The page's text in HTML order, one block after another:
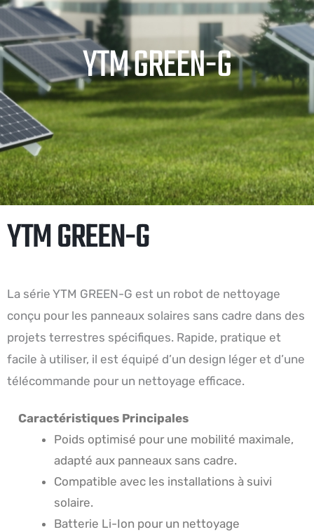
YTM GREEN-G
YTM GREEN-G
La série YTM GREEN-G est un robot de nettoyage
conçu pour les panneaux solaires sans cadre dans des
projets terrestres spécifiques. Rapide, pratique et
facile à utiliser, il est équipé d’un design léger et d’une
télécommande pour un nettoyage efficace.
Caractéristiques Principales
Poids optimisé pour une mobilité maximale,
adapté aux panneaux sans cadre.
Compatible avec les installations à suivi
solaire.
Batterie Li-Ion pour un nettoyage